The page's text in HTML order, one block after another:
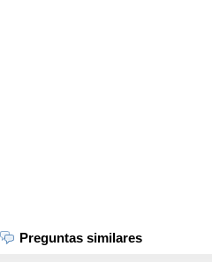
Preguntas similares